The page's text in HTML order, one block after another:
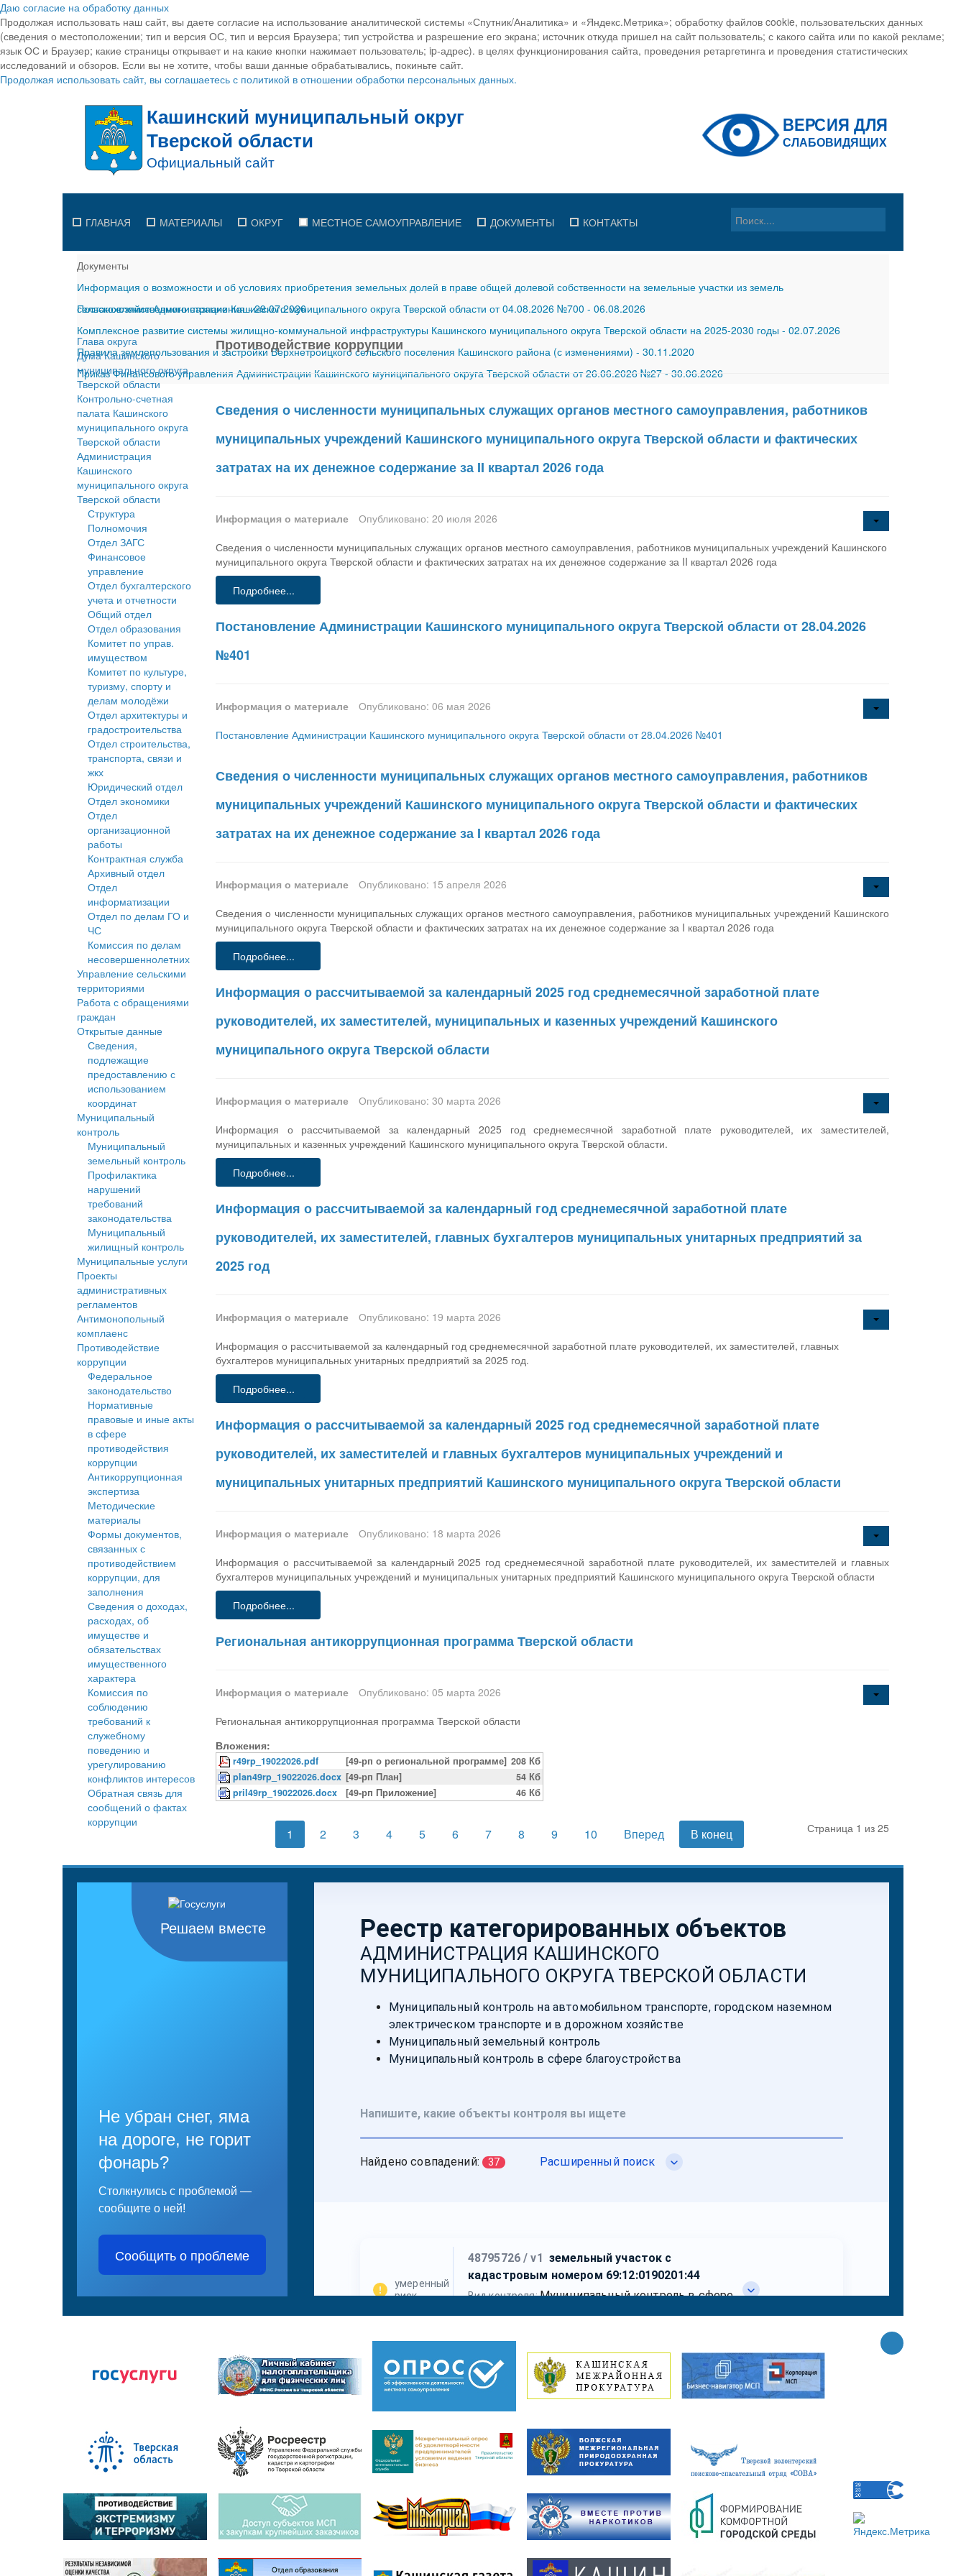
Даю согласие на обработку данных
Продолжая использовать наш сайт, вы даете согласие на использование аналитической системы «Спутник/Аналитика» и «Яндекс.Метрика»; обработку файлов cookie, пользовательских данных
(сведения о местоположении; тип и версия ОС, тип и версия Браузера; тип устройства и разрешение его экрана; источник откуда пришел на сайт пользователь; с какого сайта или по какой рекламе;
язык ОС и Браузер; какие страницы открывает и на какие кнопки нажимает пользователь; ip-адрес). в целях функционирования сайта, проведения ретаргетинга и проведения статистических
исследований и обзоров. Если вы не хотите, чтобы ваши данные обрабатывались, покиньте сайт.
Продолжая использовать сайт, вы соглашаетесь с политикой в отношении обработки персональных данных.
ГЛАВНАЯ МАТЕРИАЛЫ ОКРУГ МЕСТНОЕ САМОУПРАВЛЕНИЕ ДОКУМЕНТЫ КОНТАКТЫ
Документы
Информация о возможности и об условиях приобретения земельных долей в праве общей долевой собственности на земельные участки из земель
сельскохозяйственного назначения-29.07.2026
Постановление Администрации Кашинского муниципального округа Тверской области от 04.08.2026 №700 - 06.08.2026
Комплексное развитие системы жилищно-коммунальной инфраструктуры Кашинского муниципального округа Тверской области на 2025-2030 годы - 02.07.2026
Правила землепользования и застройки Верхнетроицкого сельского поселения Кашинского района (с изменениями) - 30.11.2020
Приказ Финансового управления Администрации Кашинского муниципального округа Тверской области от 26.06.2026 №27 - 30.06.2026
Глава округа
Дума Кашинского
муниципального округа
Тверской области
Контрольно-счетная
палата Кашинского
муниципального округа
Тверской области
Администрация
Кашинского
муниципального округа
Тверской области
Структура
Полномочия
Отдел ЗАГС
Финансовое
управление
Отдел бухгалтерского
учета и отчетности
Общий отдел
Отдел образования
Комитет по управ.
имуществом
Комитет по культуре,
туризму, спорту и
делам молодёжи
Отдел архитектуры и
градостроительства
Отдел строительства,
транспорта, связи и
жкх
Юридический отдел
Отдел экономики
Отдел
организационной
работы
Контрактная служба
Архивный отдел
Отдел
информатизации
Отдел по делам ГО и
ЧС
Комиссия по делам
несовершеннолетних
Управление сельскими
территориями
Работа с обращениями
граждан
Открытые данные
Сведения,
подлежащие
предоставлению с
использованием
координат
Муниципальный
контроль
Муниципальный
земельный контроль
Профилактика
нарушений
требований
законодательства
Муниципальный
жилищный контроль
Муниципальные услуги
Проекты
административных
регламентов
Антимонопольный
комплаенс
Противодействие
коррупции
Федеральное
законодательство
Нормативные
правовые и иные акты
в сфере
противодействия
коррупции
Антикоррупционная
экспертиза
Методические
материалы
Формы документов,
связанных с
противодействием
коррупции, для
заполнения
Сведения о доходах,
расходах, об
имуществе и
обязательствах
имущественного
характера
Комиссия по
соблюдению
требований к
служебному
поведению и
урегулированию
конфликтов интересов
Обратная связь для
сообщений о фактах
коррупции
Противодействие коррупции
Сведения о численности муниципальных служащих органов местного самоуправления, работников
муниципальных учреждений Кашинского муниципального округа Тверской области и фактических
затратах на их денежное содержание за II квартал 2026 года
Информация о материале
Опубликовано: 20 июля 2026
Сведения о численности муниципальных служащих органов местного самоуправления, работников муниципальных учреждений Кашинского
муниципального округа Тверской области и фактических затратах на их денежное содержание за II квартал 2026 года
Подробнее...
Постановление Администрации Кашинского муниципального округа Тверской области от 28.04.2026
№401
Информация о материале
Опубликовано: 06 мая 2026
Постановление Администрации Кашинского муниципального округа Тверской области от 28.04.2026 №401
Сведения о численности муниципальных служащих органов местного самоуправления, работников
муниципальных учреждений Кашинского муниципального округа Тверской области и фактических
затратах на их денежное содержание за I квартал 2026 года
Информация о материале
Опубликовано: 15 апреля 2026
Сведения о численности муниципальных служащих органов местного самоуправления, работников муниципальных учреждений Кашинского
муниципального округа Тверской области и фактических затратах на их денежное содержание за I квартал 2026 года
Подробнее...
Информация о рассчитываемой за календарный 2025 год среднемесячной заработной плате
руководителей, их заместителей, муниципальных и казенных учреждений Кашинского
муниципального округа Тверской области
Информация о материале
Опубликовано: 30 марта 2026
Информация о рассчитываемой за календарный 2025 год среднемесячной заработной плате руководителей, их заместителей,
муниципальных и казенных учреждений Кашинского муниципального округа Тверской области.
Подробнее...
Информация о рассчитываемой за календарный год среднемесячной заработной плате
руководителей, их заместителей, главных бухгалтеров муниципальных унитарных предприятий за
2025 год
Информация о материале
Опубликовано: 19 марта 2026
Информация о рассчитываемой за календарный год среднемесячной заработной плате руководителей, их заместителей, главных
бухгалтеров муниципальных унитарных предприятий за 2025 год.
Подробнее...
Информация о рассчитываемой за календарный 2025 год среднемесячной заработной плате
руководителей, их заместителей и главных бухгалтеров муниципальных учреждений и
муниципальных унитарных предприятий Кашинского муниципального округа Тверской области
Информация о материале
Опубликовано: 18 марта 2026
Информация о рассчитываемой за календарный 2025 год среднемесячной заработной плате руководителей, их заместителей и главных
бухгалтеров муниципальных учреждений и муниципальных унитарных предприятий Кашинского муниципального округа Тверской области
Подробнее...
Региональная антикоррупционная программа Тверской области
Информация о материале
Опубликовано: 05 марта 2026
Региональная антикоррупционная программа Тверской области
Вложения:
r49rp_19022026.pdf [49-рп о региональной программе] 208 Кб
plan49rp_19022026.docx [49-рп План]
54 Кб
pril49rp_19022026.docx
[49-рп Приложение] 46 Кб
Страница 1 из 25
1 2 3 4 5 6 7 8 9 10 Вперед В конец
Решаем вместе
Не убран снег, яма
на дороге, не горит
фонарь?
Столкнулись с проблемой —
сообщите о ней!
Сообщить о проблеме